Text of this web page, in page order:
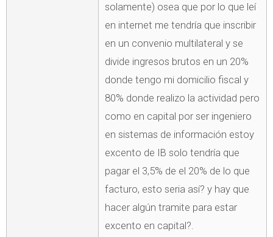
solamente) osea que por lo que leí
en internet me tendría que inscribir
en un convenio multilateral y se
divide ingresos brutos en un 20%
donde tengo mi domicilio fiscal y
80% donde realizo la actividad pero
como en capital por ser ingeniero
en sistemas de información estoy
excento de IB solo tendría que
pagar el 3,5% de el 20% de lo que
facturo, esto seria así? y hay que
hacer algún tramite para estar
excento en capital?.